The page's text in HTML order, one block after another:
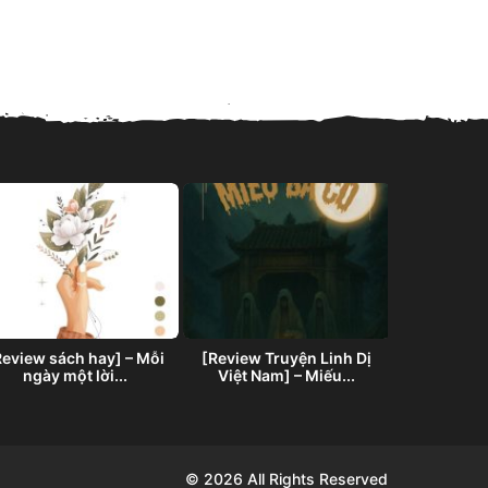
sách hay] – Mỗi
ngày một lời...
[Review Truyện Linh Dị
Việt Nam] – Miếu...
© 2026 All Rights Reserved